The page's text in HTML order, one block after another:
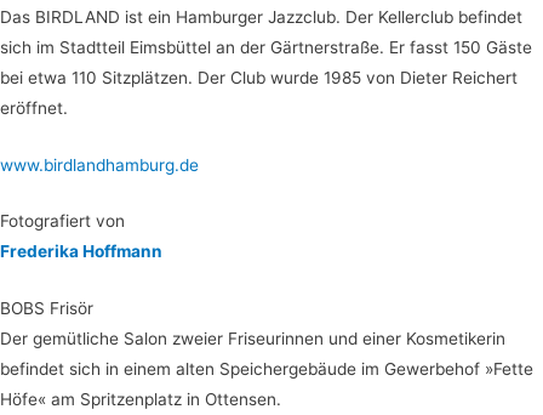
Das BIRD­LAND ist ein Ham­bur­ger Jazz­club. Der Kel­ler­club befin­det
sich im Stadt­teil Eims­büt­tel an der Gärt­ner­stra­ße. Er fasst 150 Gäs­te
bei etwa 110 Sitz­plät­zen. Der Club wur­de 1985 von Die­ter Rei­chert
eröffnet.
www.birdlandhamburg.de
Foto­gra­fiert von
Fre­de­ri­ka Hoffmann
BOBS Fri­sör
Der gemüt­li­che Salon zwei­er Fri­seu­rin­nen und einer Kos­me­ti­ke­rin
befin­det sich in einem alten Speicher­ge­bäu­de im Gewer­be­hof »Fet­te
Höfe« am Sprit­zen­platz in Ottensen.